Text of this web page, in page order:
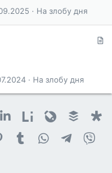
На злобу дня
С
я
На злобу дня
LinkedinLiveinternet
Livejournal
Buffer
PinterestTumblr WhatsAppTelegram
почта